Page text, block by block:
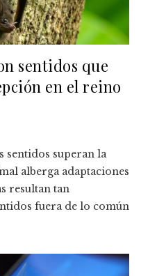
sentidos que
en el reino
superan la
alberga adaptaciones
resultan tan
fuera de lo común